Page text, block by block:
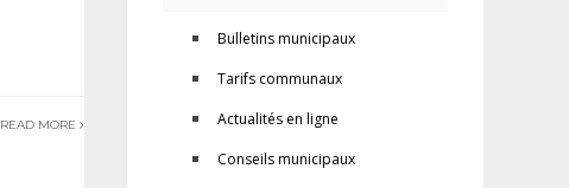
READ MORE
Bulletins municipaux
Tarifs communaux
Actualités en ligne
Conseils municipaux